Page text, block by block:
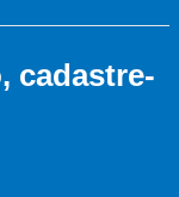
cadastre-